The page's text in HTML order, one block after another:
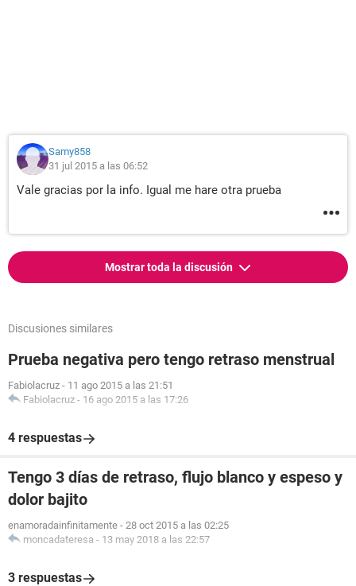
Samy858
31 jul 2015 a las 06:52
Vale gracias por la info. Igual me hare otra prueba
Mostrar toda la discusión
Discusiones similares
Prueba negativa pero tengo retraso menstrual
Fabiolacruz - 11 ago 2015 a las 21:51
Fabiolacruz - 16 ago 2015 a las 17:26
4 respuestas
Tengo 3 días de retraso, flujo blanco y espeso y
dolor bajito
enamoradainfinitamente - 28 oct 2015 a las 02:25
moncadateresa - 13 may 2018 a las 22:57
3 respuestas